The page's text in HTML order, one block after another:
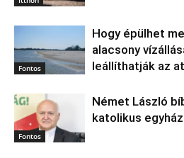
Fontos
Hogy épülhet
alacsony
leállíthatják az
Fontos
Német László
katolikus